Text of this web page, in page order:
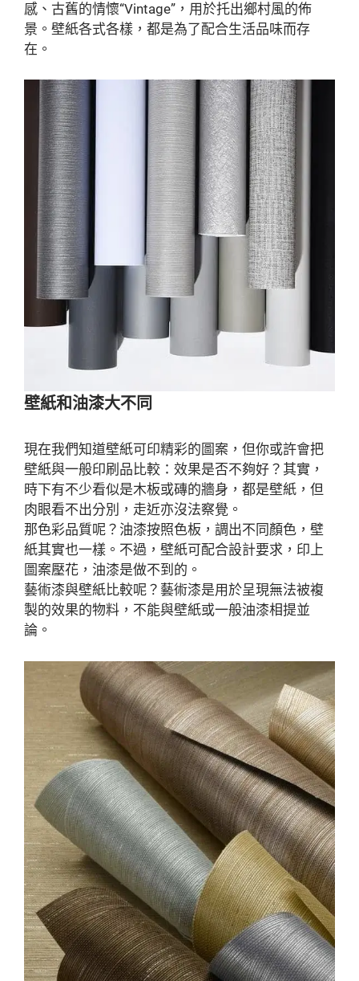
感、古舊的情懷“Vintage”，用於托出鄉村風的佈
景。壁紙各式各樣，都是為了配合生活品味而存
在。
壁紙和油漆大不同
現在我們知道壁紙可印精彩的圖案，但你或許會把
壁紙與一般印刷品比較：效果是否不夠好？其實，
時下有不少看似是木板或磚的牆身，都是壁紙，但
肉眼看不出分別，走近亦沒法察覺。
那色彩品質呢？油漆按照色板，調出不同顏色，壁
紙其實也一樣。不過，壁紙可配合設計要求，印上
圖案壓花，油漆是做不到的。
藝術漆與壁紙比較呢？藝術漆是用於呈現無法被複
製的效果的物料，不能與壁紙或一般油漆相提並
論。